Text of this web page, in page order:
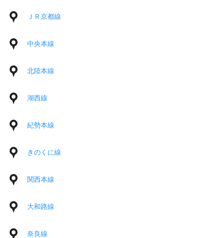
ＪＲ京都線
中央本線
北陸本線
湖西線
紀勢本線
きのくに線
関西本線
大和路線
奈良線